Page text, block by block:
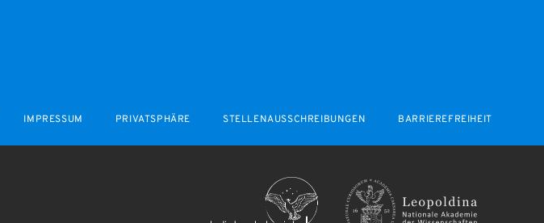
IMPRESSUM PRIVATSPHÄRE STELLENAUSSCHREIBUNGEN BARRIEREFREIHEIT